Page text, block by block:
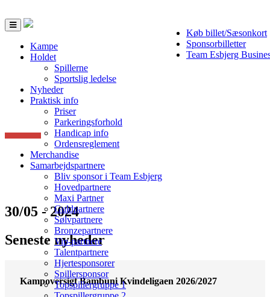
Køb billet/Sæsonkort
Sponsorbilletter
Team Esbjerg
Toggle
navigation
Kampe
Holdet
Spillerne
Sportslig ledelse
Nyheder
Praktisk info
Priser
Parkeringsforhold
Handicap info
Ordensreglement
Merchandise
Samarbejdspartnere
Bliv sponsor i Team Esbjerg
Hovedpartnere
Maxi Partner
Guldpartnere
Sølvpartnere
Bronzepartnere
Vip-partnere
Talentpartnere
Hjertesponsorer
Spillersponsor
Topspillergruppe 1
30/05 - 2024
Seneste nyheder
Kampoversigt Bambuni Kvindeligaen 2026/2027